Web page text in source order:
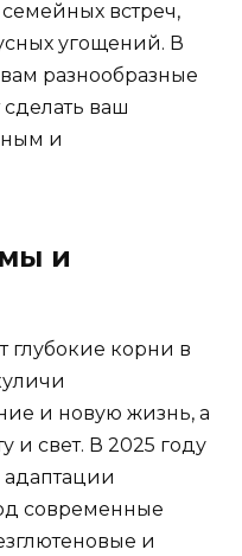
встреч,
угощений. В
разнообразные
ваш
и
и
глубокие корни в
и новую жизнь, а
и свет. В 2025 году
современные
и